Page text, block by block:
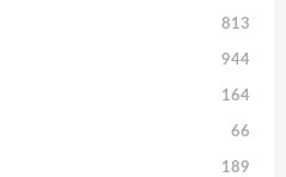
813
944
164
66
189